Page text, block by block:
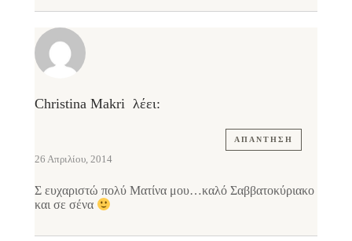
Christina Makri λέει:
ΑΠΆΝΤΗΣΗ
26 Απριλίου, 2014
Σ ευχαριστώ πολύ Ματίνα μου…καλό Σαββατοκύριακο
και σε σένα